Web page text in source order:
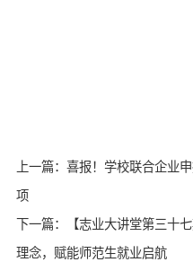
上一篇：喜报！学校联合企业
项
下一篇：【志业大讲堂第三十
理念，赋能师范生就业启航